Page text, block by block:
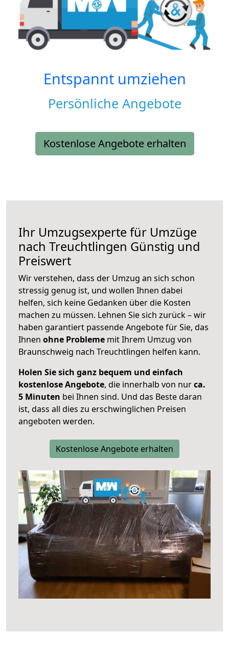
Entspannt umziehen
Persönliche Angebote
Kostenlose Angebote erhalten
Ihr Umzugsexperte für Umzüge
nach Treuchtlingen Günstig und
Preiswert
Wir verstehen, dass der Umzug an sich schon
stressig genug ist, und wollen Ihnen dabei
helfen, sich keine Gedanken über die Kosten
machen zu müssen. Lehnen Sie sich zurück – wir
haben garantiert passende Angebote für Sie, das
Ihnen ohne Probleme mit Ihrem Umzug von
Braunschweig nach Treuchtlingen helfen kann.
Holen Sie sich ganz bequem und einfach
kostenlose Angebote, die innerhalb von nurca.
5 Minuten bei Ihnen sind. Und das Beste daran
ist, dass all dies zu erschwinglichen Preisen
angeboten werden.
Kostenlose Angebote erhalten